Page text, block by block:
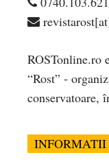
ROSTonline.ro
“Rost” -
conservatoare,